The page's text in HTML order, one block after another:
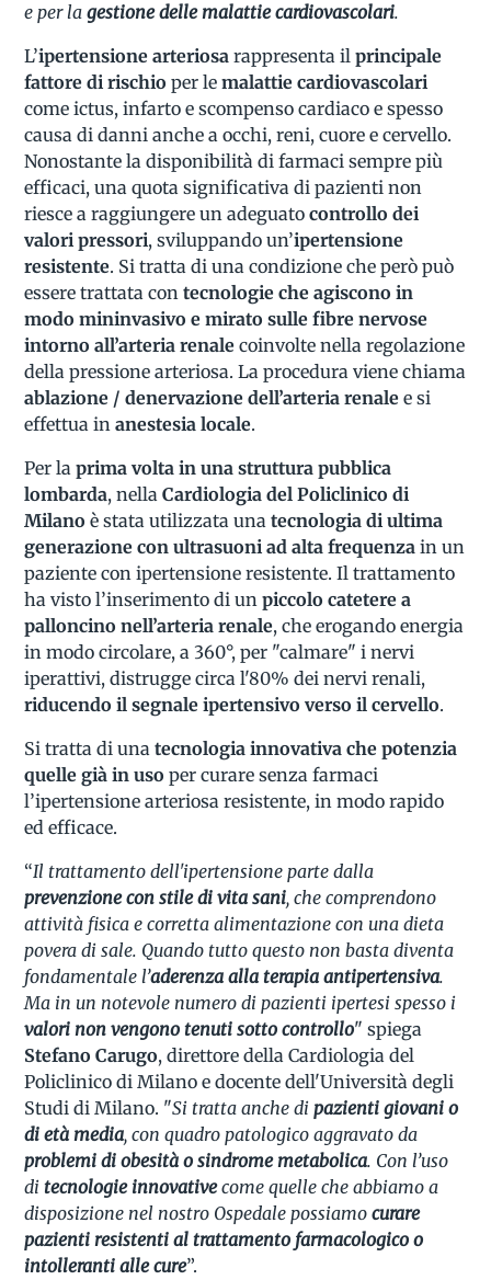
e per lagestione delle malattie cardiovascolari.
L’ipertensione arteriosa rappresenta ilprincipale
fattore di rischio per lemalattie cardiovascolari
come ictus, infarto e scompenso cardiaco e spesso
causa di danni anche a occhi, reni, cuore e cervello.
Nonostante la disponibilità di farmaci sempre più
efficaci, una quota significativa di pazienti non
riesce a raggiungere un adeguatocontrollo dei
valori pressori, sviluppando un’ipertensione
resistente. Si tratta di una condizione che però può
essere trattata con tecnologie che agiscono in
modo mininvasivo e mirato sulle fibre nervose
intorno all’arteria renalecoinvolte nella regolazione
della pressione arteriosa. La procedura viene chiama
ablazione / denervazione dell’arteria renale e si
effettua inanestesia locale.
Per laprima volta in una struttura pubblica
lombarda, nellaCardiologia del Policlinico di
Milanoè stata utilizzata una tecnologia di ultima
generazione con ultrasuoni ad alta frequenza in un
paziente con ipertensione resistente. Il trattamento
ha visto l’inserimento di unpiccolo catetere a
palloncino nell’arteria renale, che erogando energia
in modo circolare, a 360°, per "calmare" i nervi
iperattivi, distrugge circa l'80% dei nervi renali,
riducendo il segnale ipertensivo verso il cervello.
Si tratta di unatecnologia innovativa che potenzia
quelle già in usoper curare senza farmaci
l’ipertensione arteriosa resistente, in modo rapido
ed efficace.
“Il trattamento dell'ipertensione parte dalla
prevenzione con stile di vita sani, che comprendono
attività fisica e corretta alimentazione con una dieta
povera di sale. Quando tutto questo non basta diventa
fondamentale l’aderenza alla terapia antipertensiva.
Ma in un notevole numero di pazienti ipertesi spesso i
valori non vengono tenuti sotto controllo" spiega
Stefano Carugo, direttore della Cardiologia del
Policlinico di Milano e docente dell'Università degli
Studi di Milano. "Si tratta anche dipazienti giovani o
di età media, con quadro patologico aggravato da
problemi di obesità o sindrome metabolica. Con l’uso
ditecnologie innovativecome quelle che abbiamo a
disposizione nel nostro Ospedale possiamocurare
pazienti resistenti al trattamento farmacologico o
intolleranti alle cure”.